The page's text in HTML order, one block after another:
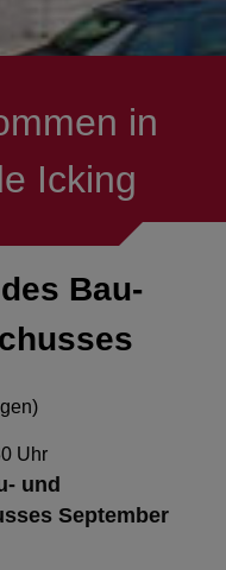
in
Icking
Bau-
Uhr
und
September